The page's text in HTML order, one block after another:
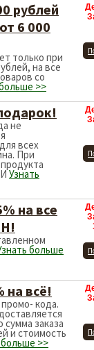
рублей
6 000
только при
на все
со
>>
не
всех
При
Узнать
на все
больше
на всё!
кода.
сумма заказа
и стоимость
>>